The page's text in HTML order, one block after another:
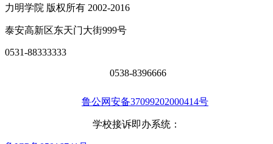
力明学院 版权所有 2002-2016
泰安高新区东天门大街999号
0531-88333333
0538-8396666
鲁公网安备37099202000414号
学校接诉即办系统：